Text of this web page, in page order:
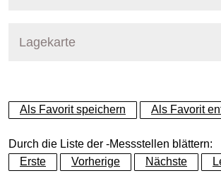
Lagekarte
+
−
Als Favorit speichern Als Favorit
Durch die Liste der -Messstellen blättern:
Erste
Vorherige Nächste